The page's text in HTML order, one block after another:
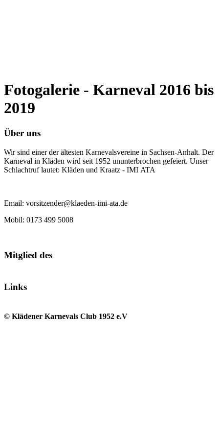
Fotogalerie - Karneval 2016 bis
2019
Über uns
Wir sind einer der ältesten Karnevalsvereine in Sachsen-Anhalt. Der
Karneval in Kläden wird seit 1952 ununterbrochen gefeiert. Unser
Schlachtruf lautet: Kläden und Kraatz - IMI ATA
Email: vorsitzender@klaeden-imi-ata.de
Mobil: 0173 499 5008
Mitglied des
Links
© Klädener Karnevals Club 1952 e.V